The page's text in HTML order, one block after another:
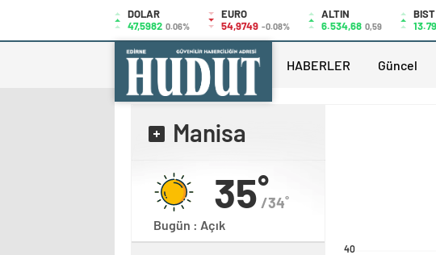
DOLAR
47,5982 0.06%
EURO
54,9749 -0.08%
ALTIN
6.534,68 0,59
BIST
HABERLER Güncel
Manisa
35˚/34˚
Bugün : Açık
40